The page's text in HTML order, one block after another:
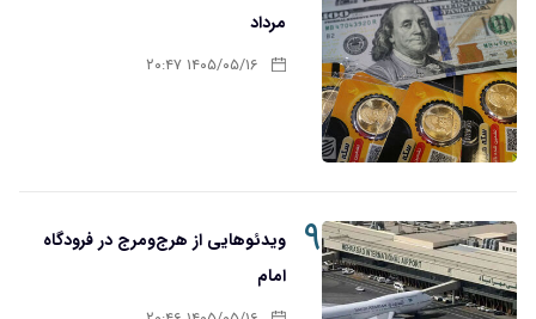
مرداد
۱۴۰۵/۰۵/۱۶ ۲۰:۴۷
۹
ویدئوهایی از هرج‌ومرج در فرودگاه
امام